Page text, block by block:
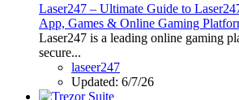
Laser247 – Ultimate Guide to
App, Games & Online Gaming
Laser247 is a leading online gaming
secure...
laseer247
Updated: 6/7/26